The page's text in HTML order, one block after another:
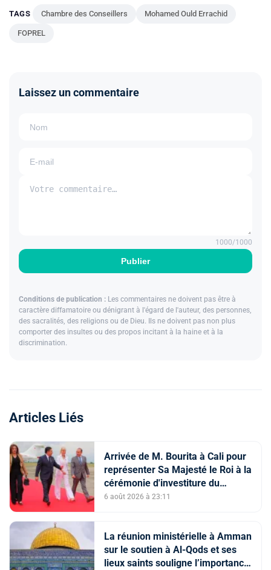
TAGS Chambre des Conseillers Mohamed Ould Errachid
FOPREL
Laissez un commentaire
Publier
1000/1000
Conditions de publication : Les commentaires ne doivent pas être à
caractère diffamatoire ou dénigrant à l'égard de l'auteur, des personnes,
des sacralités, des religions ou de Dieu. Ils ne doivent pas non plus
comporter des insultes ou des propos incitant à la haine et à la
discrimination.
Articles Liés
Arrivée de M. Bourita à Cali pour
représenter Sa Majesté le Roi à la
cérémonie d'investiture du
nouveau président colombien
6 août 2026 à 23:11
La réunion ministérielle à Amman
sur le soutien à Al-Qods et ses
lieux saints souligne l’importance